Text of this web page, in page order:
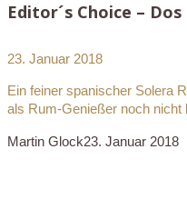
Editor´s Choice –
23. Januar 2018
Ein feiner spanischer Solera
als Rum-Genießer noch nicht
Martin Glock23. Januar 2018